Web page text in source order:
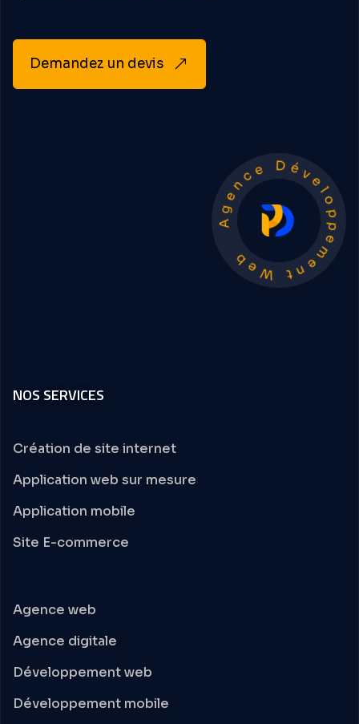
Demandez un devis
Agence Développement Web
NOS SERVICES
Création de site internet
Application web sur mesure
Application mobile
Site E-commerce
Agence web
Agence digitale
Développement web
Développement mobile